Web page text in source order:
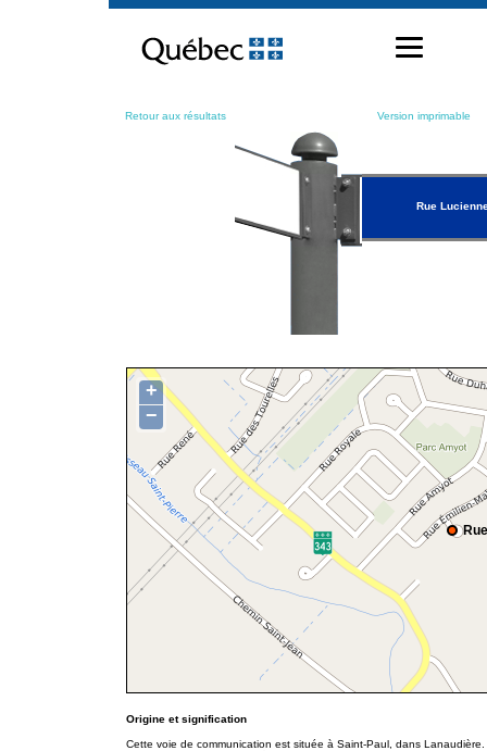
contenu
Retour aux résultats Version imprimable
Rue
+
−
Origine et signification
Cette voie de communication est située à Saint-Paul, dans